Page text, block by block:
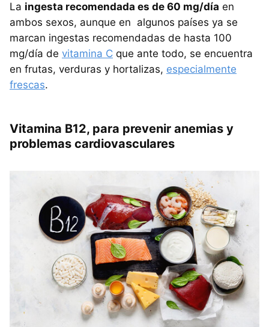
La ingesta recomendada es de 60 mg/día en
ambos sexos, aunque en algunos países ya se
marcan ingestas recomendadas de hasta 100
mg/día de vitamina C que ante todo, se encuentra
en frutas, verduras y hortalizas, especialmente
frescas.
Vitamina B12, para prevenir anemias y
problemas cardiovasculares